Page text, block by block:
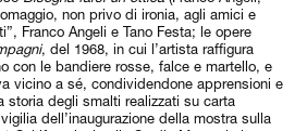
non privo di ironia, agli amici e
Franco Angeli e Tano Festa; le opere
, del 1968, in cui l’artista raffigura
con le bandiere rosse, falce e martello, e
vicino a sé, condividendone apprensioni e
storia degli smalti realizzati su carta
dell’inaugurazione della mostra sulla